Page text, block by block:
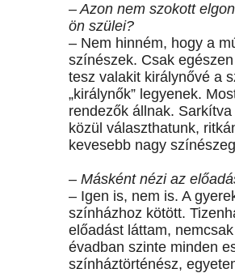
– Azon nem szokott
ön szülei?
– Nem hinném, hogy a
színészek. Csak
tesz valakit királynővé a
„királynők” legyenek.
rendezők állnak.
közül választhatunk,
kevesebb nagy
– Másként nézi az
– Igen is, nem is. A
színházhoz kötött.
előadást láttam,
évadban szinte minden
színháztörténész,